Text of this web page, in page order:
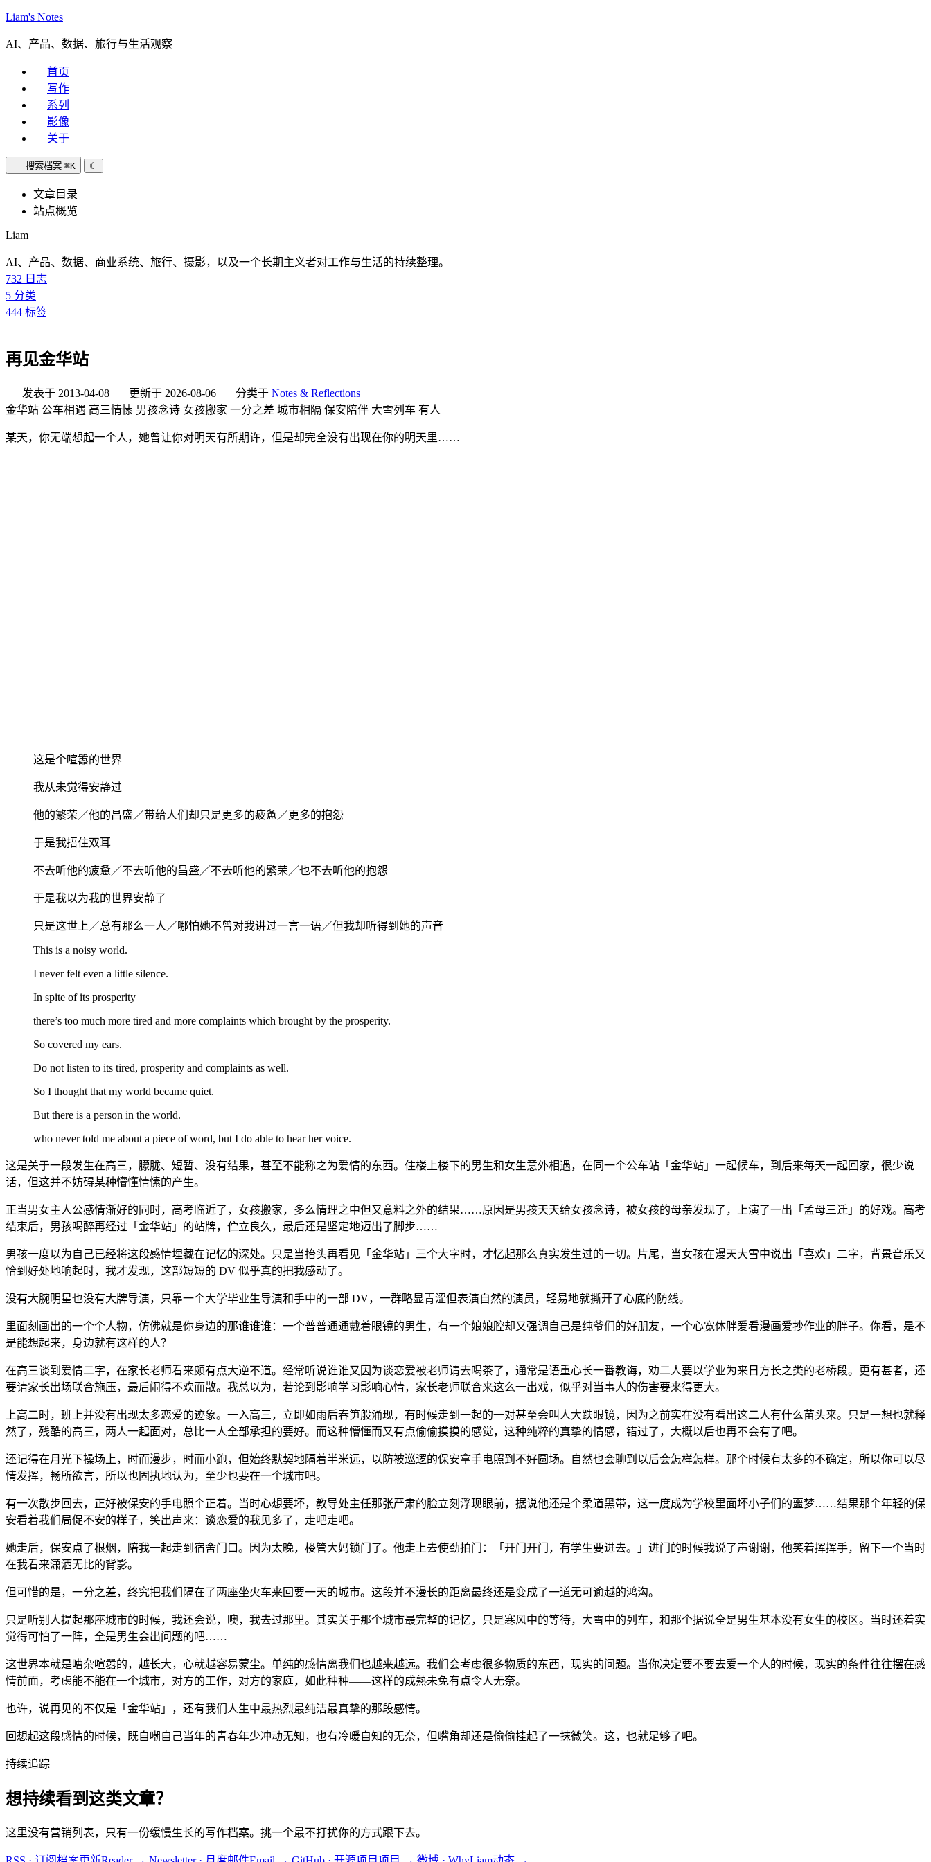
Liam's Notes
AI、产品、数据、旅行与生活观察
首页
写作
系列
影像
关于
搜索档案 ⌘K ☾
文章目录
站点概览
Liam
AI、产品、数据、商业系统、旅行、摄影，以及一个长期主义者对工作与生活的持续整理。
732 日志
5 分类
444 标签
再见金华站
发表于 2013-04-08 更新于 2026-08-06 分类于 Notes & Reflections
金华站 公车相遇 高三情愫 男孩念诗 女孩搬家 一分之差 城市相隔 保安陪伴 大雪列车 有人
某天，你无端想起一个人，她曾让你对明天有所期许，但是却完全没有出现在你的明天里……
这是个喧嚣的世界
我从未觉得安静过
他的繁荣／他的昌盛／带给人们却只是更多的疲惫／更多的抱怨
于是我捂住双耳
不去听他的疲惫／不去听他的昌盛／不去听他的繁荣／也不去听他的抱怨
于是我以为我的世界安静了
只是这世上／总有那么一人／哪怕她不曾对我讲过一言一语／但我却听得到她的声音
This is a noisy world.
I never felt even a little silence.
In spite of its prosperity
there’s too much more tired and more complaints which brought by the prosperity.
So covered my ears.
Do not listen to its tired, prosperity and complaints as well.
So I thought that my world became quiet.
But there is a person in the world.
who never told me about a piece of word, but I do able to hear her voice.
这是关于一段发生在高三，朦胧、短暂、没有结果，甚至不能称之为爱情的东西。住楼上楼下的男生和女生意外相遇，在同一个公车站「金华站」一起候车，到后来每天一起回家，很少说
话，但这并不妨碍某种懵懂情愫的产生。
正当男女主人公感情渐好的同时，高考临近了，女孩搬家，多么情理之中但又意料之外的结果……原因是男孩天天给女孩念诗，被女孩的母亲发现了，上演了一出「孟母三迁」的好戏。高考
结束后，男孩喝醉再经过「金华站」的站牌，伫立良久，最后还是坚定地迈出了脚步……
男孩一度以为自己已经将这段感情埋藏在记忆的深处。只是当抬头再看见「金华站」三个大字时，才忆起那么真实发生过的一切。片尾，当女孩在漫天大雪中说出「喜欢」二字，背景音乐又
恰到好处地响起时，我才发现，这部短短的 DV 似乎真的把我感动了。
没有大腕明星也没有大牌导演，只靠一个大学毕业生导演和手中的一部 DV，一群略显青涩但表演自然的演员，轻易地就撕开了心底的防线。
里面刻画出的一个个人物，仿佛就是你身边的那谁谁谁：一个普普通通戴着眼镜的男生，有一个娘娘腔却又强调自己是纯爷们的好朋友，一个心宽体胖爱看漫画爱抄作业的胖子。你看，是不
是能想起来，身边就有这样的人？
在高三谈到爱情二字，在家长老师看来颇有点大逆不道。经常听说谁谁又因为谈恋爱被老师请去喝茶了，通常是语重心长一番教诲，劝二人要以学业为来日方长之类的老桥段。更有甚者，还
要请家长出场联合施压，最后闹得不欢而散。我总以为，若论到影响学习影响心情，家长老师联合来这么一出戏，似乎对当事人的伤害要来得更大。
上高二时，班上并没有出现太多恋爱的迹象。一入高三，立即如雨后春笋般涌现，有时候走到一起的一对甚至会叫人大跌眼镜，因为之前实在没有看出这二人有什么苗头来。只是一想也就释
然了，残酷的高三，两人一起面对，总比一人全部承担的要好。而这种懵懂而又有点偷偷摸摸的感觉，这种纯粹的真挚的情感，错过了，大概以后也再不会有了吧。
还记得在月光下操场上，时而漫步，时而小跑，但始终默契地隔着半米远，以防被巡逻的保安拿手电照到不好圆场。自然也会聊到以后会怎样怎样。那个时候有太多的不确定，所以你可以尽
情发挥，畅所欲言，所以也固执地认为，至少也要在一个城市吧。
有一次散步回去，正好被保安的手电照个正着。当时心想要坏，教导处主任那张严肃的脸立刻浮现眼前，据说他还是个柔道黑带，这一度成为学校里面坏小子们的噩梦……结果那个年轻的保
安看着我们局促不安的样子，笑出声来：谈恋爱的我见多了，走吧走吧。
她走后，保安点了根烟，陪我一起走到宿舍门口。因为太晚，楼管大妈锁门了。他走上去使劲拍门：「开门开门，有学生要进去。」进门的时候我说了声谢谢，他笑着挥挥手，留下一个当时
在我看来潇洒无比的背影。
但可惜的是，一分之差，终究把我们隔在了两座坐火车来回要一天的城市。这段并不漫长的距离最终还是变成了一道无可逾越的鸿沟。
只是听别人提起那座城市的时候，我还会说，噢，我去过那里。其实关于那个城市最完整的记忆，只是寒风中的等待，大雪中的列车，和那个据说全是男生基本没有女生的校区。当时还着实
觉得可怕了一阵，全是男生会出问题的吧……
这世界本就是嘈杂喧嚣的，越长大，心就越容易蒙尘。单纯的感情离我们也越来越远。我们会考虑很多物质的东西，现实的问题。当你决定要不要去爱一个人的时候，现实的条件往往摆在感
情前面，考虑能不能在一个城市，对方的工作，对方的家庭，如此种种——这样的成熟未免有点令人无奈。
也许，说再见的不仅是「金华站」，还有我们人生中最热烈最纯洁最真挚的那段感情。
回想起这段感情的时候，既自嘲自己当年的青春年少冲动无知，也有冷暖自知的无奈，但嘴角却还是偷偷挂起了一抹微笑。这，也就足够了吧。
持续追踪
想持续看到这类文章？
这里没有营销列表，只有一份缓慢生长的写作档案。挑一个最不打扰你的方式跟下去。